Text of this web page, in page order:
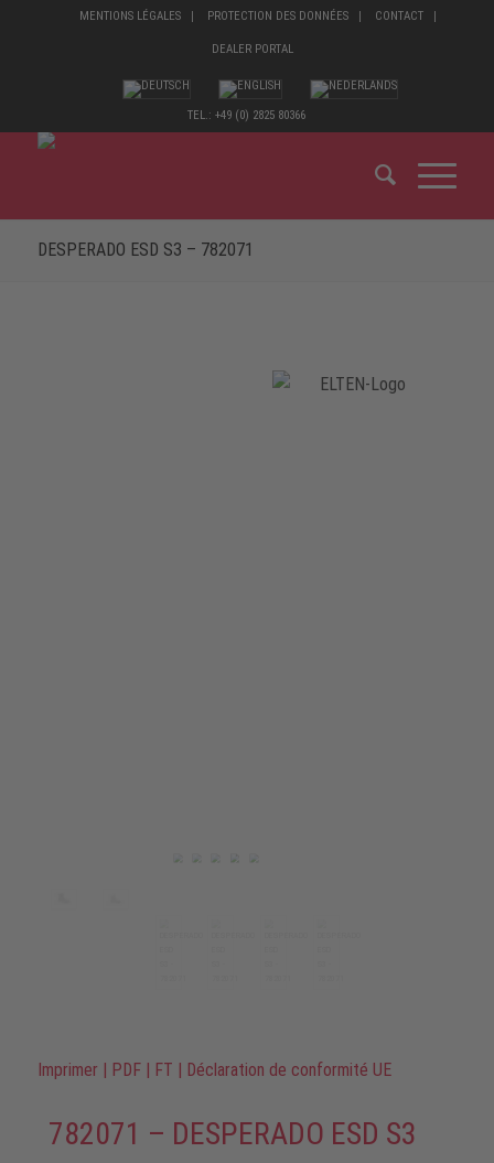
MENTIONS LÉGALES PROTECTION DES DONNÉES CONTACT
DEALER PORTAL
TEL.: +49 (0) 2825 80366
DESPERADO ESD S3 – 782071
Imprimer | PDF | FT | Déclaration de conformité UE
782071 – DESPERADO ESD S3